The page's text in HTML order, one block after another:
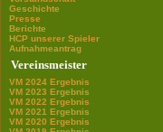
Geschichte
Presse
Berichte
HCP unserer Spieler
Aufnahmeantrag
Vereinsmeister
VM 2024 Ergebnis
VM 2023 Ergebnis
VM 2022 Ergebnis
VM 2021 Ergebnis
VM 2020 Ergebnis